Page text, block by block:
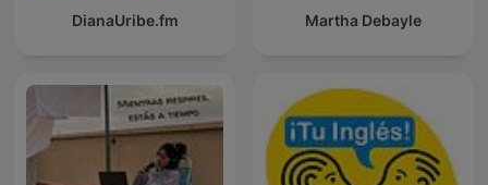
DianaUribe.fm Martha Debayle